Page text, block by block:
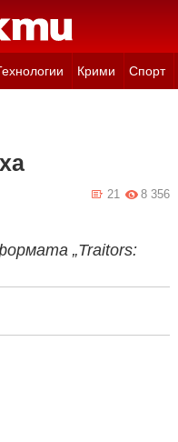
Крими Спорт
8 356
21
„Traitors: